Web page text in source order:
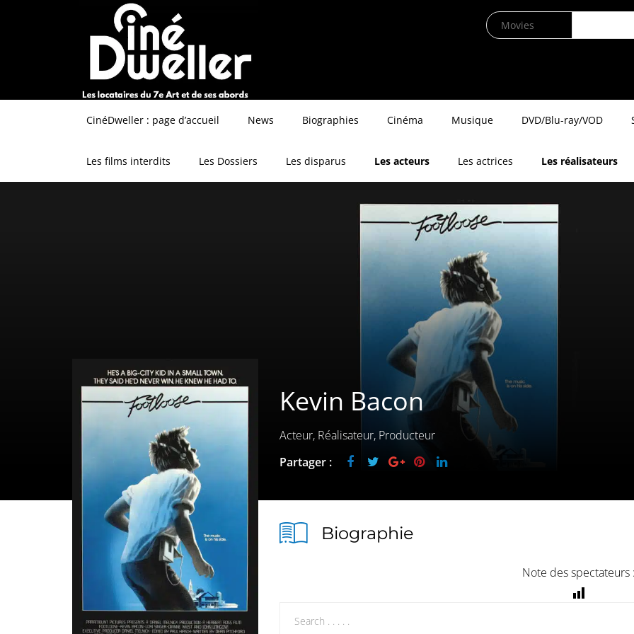
CinéDweller : page d’accueil News Biographies Cinéma Musique DVD/Blu-ray/VOD
Les films interdits Les Dossiers Les disparus Les acteurs Les actrices Les réalisateurs
Kevin Bacon
Acteur, Réalisateur, Producteur
Partager :
Biographie
Note des spectateurs